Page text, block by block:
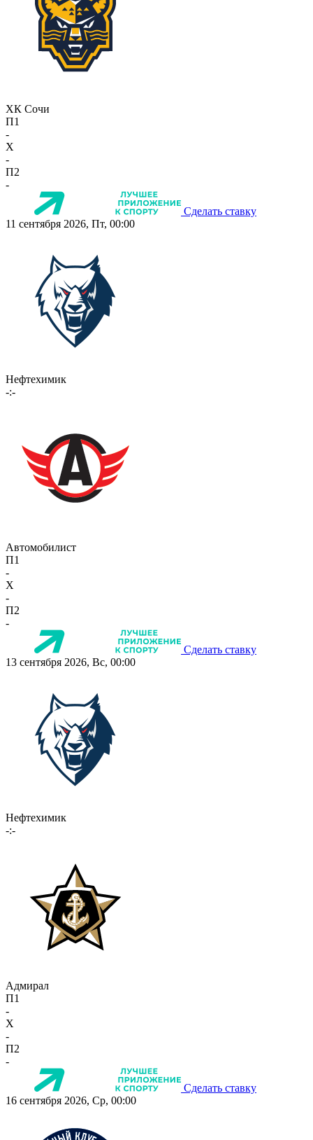
ХК Сочи
П1
-
X
-
П2
-
Сделать ставку
11 сентября 2026, Пт, 00:00
Нефтехимик
-:-
Автомобилист
П1
-
X
-
П2
-
Сделать ставку
13 сентября 2026, Вс, 00:00
Нефтехимик
-:-
Адмирал
П1
-
X
-
П2
-
Сделать ставку
16 сентября 2026, Ср, 00:00